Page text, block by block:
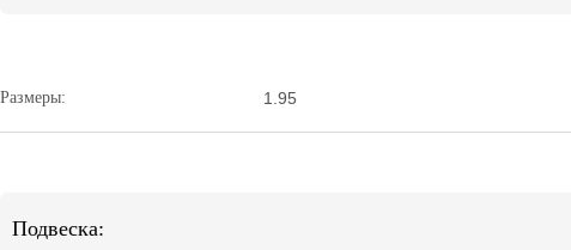
Размеры: 1.95
Подвеска: